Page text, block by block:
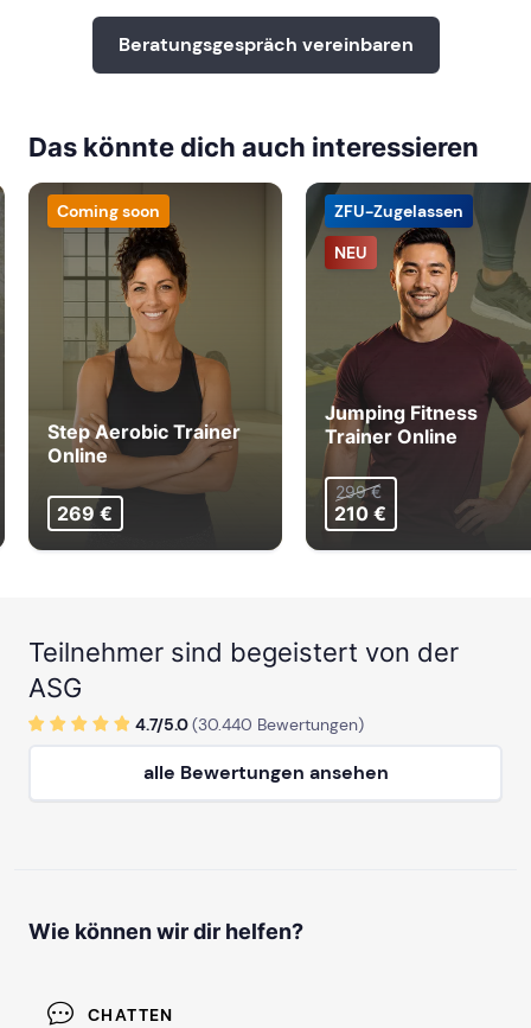
Beratungsgespräch vereinbaren
Das könnte dich auch interessieren
Coming soon
Step Aerobic Trainer
Online
269 €
NEU
ZFU-Zugelassen
Jumping Fitness
Trainer Online
299 €
210 €
Teilnehmer sind begeistert von der
ASG
4.7/5.0(30.440 Bewertungen)
alle Bewertungen ansehen
Wie können wir dir helfen?
CHATTEN